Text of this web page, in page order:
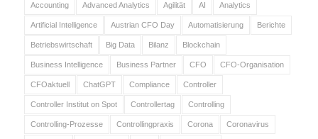
Accounting Advanced Analytics Agilität AI Analytics
Artificial Intelligence Austrian CFO Day Automatisierung Berichte
Betriebswirtschaft Big Data Bilanz Blockchain
Business Intelligence Business Partner CFO CFO-Organisation
CFOaktuell ChatGPT Compliance Controller
Controller Institut on Spot Controllertag Controlling
Controlling-Prozesse Controllingpraxis Corona Coronavirus